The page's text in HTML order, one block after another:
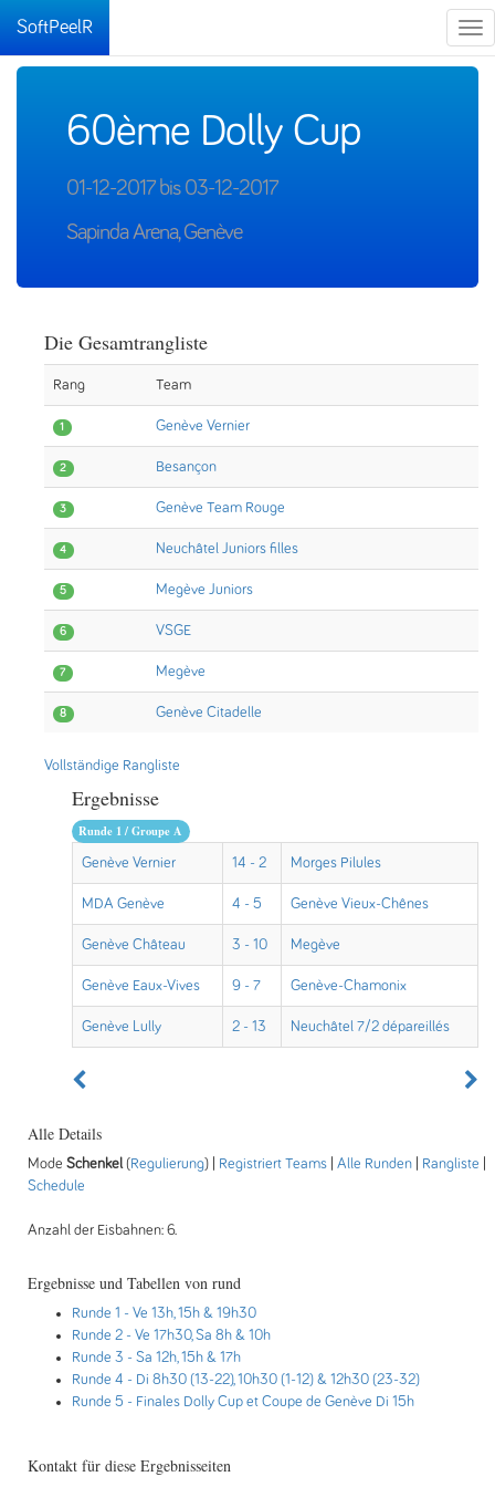
SoftPeelR
60ème Dolly Cup
01-12-2017 bis 03-12-2017
Sapinda Arena, Genève
Die Gesamtrangliste
Rang Team
1 Genève Vernier
2 Besançon
3 Genève Team Rouge
4 Neuchâtel Juniors filles
5 Megève Juniors
6 VSGE
7 Megève
8 Genève Citadelle
Vollständige Rangliste
Ergebnisse
Runde 1 / Groupe A
Genève Vernier 14 - 2 Morges Pilules
MDA Genève 4 - 5 Genève Vieux-Chênes
Genève Château 3 - 10 Megève
Genève Eaux-Vives 9 - 7 Genève-Chamonix
Genève Lully 2 - 13 Neuchâtel 7/2 dépareillés
Alle Details
Mode Schenkel(Regulierung) | Registriert Teams Alle Runden Rangliste
Schedule
Anzahl der Eisbahnen: 6.
Ergebnisse und Tabellen von rund
Runde 1 - Ve 13h, 15h & 19h30
Runde 2 - Ve 17h30, Sa 8h & 10h
Runde 3 - Sa 12h, 15h & 17h
Runde 4 - Di 8h30 (13-22), 10h30 (1-12) & 12h30 (23-32)
Runde 5 - Finales Dolly Cup et Coupe de Genève Di 15h
Kontakt für diese Ergebnisseiten